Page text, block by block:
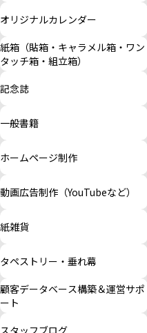
オリジナルカレンダー
紙箱（貼箱・キャラメル箱・ワン
タッチ箱・組立箱）
記念誌
一般書籍
ホームページ制作
動画広告制作（YouTubeなど）
紙雑貨
タペストリー・垂れ幕
顧客データベース構築＆運営サポ
ート